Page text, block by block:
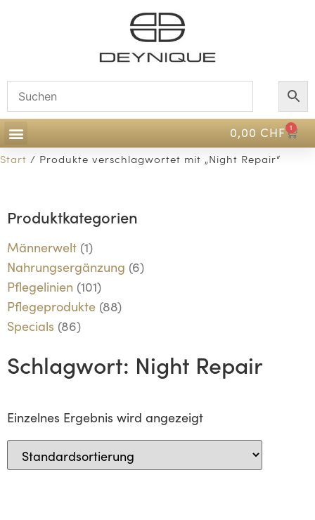
0,00 CHF 1
Start / Produkte verschlagwortet mit „Night Repair“
Produktkategorien
Männerwelt (1)
Nahrungsergänzung (6)
Pflegelinien (101)
Pflegeprodukte (88)
Specials (86)
Schlagwort: Night Repair
Einzelnes Ergebnis wird angezeigt